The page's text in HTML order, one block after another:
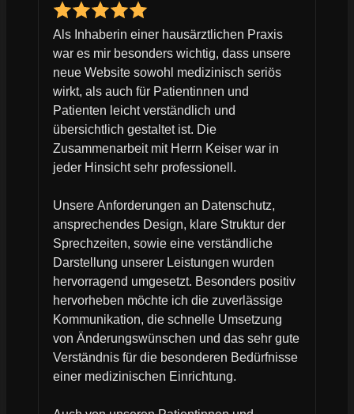
Als Inhaberin einer hausärztlichen Praxis
war es mir besonders wichtig, dass unsere
neue Website sowohl medizinisch seriös
wirkt, als auch für Patientinnen und
Patienten leicht verständlich und
übersichtlich gestaltet ist. Die
Zusammenarbeit mit Herrn Keiser war in
jeder Hinsicht sehr professionell.
Unsere Anforderungen an Datenschutz,
ansprechendes Design, klare Struktur der
Sprechzeiten, sowie eine verständliche
Darstellung unserer Leistungen wurden
hervorragend umgesetzt. Besonders positiv
hervorheben möchte ich die zuverlässige
Kommunikation, die schnelle Umsetzung
von Änderungswünschen und das sehr gute
Verständnis für die besonderen Bedürfnisse
einer medizinischen Einrichtung.